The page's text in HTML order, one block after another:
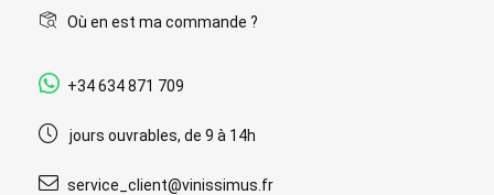
Où en est ma commande ?
+34 634 871 709
jours ouvrables, de 9 à 14h
service_client@vinissimus.fr